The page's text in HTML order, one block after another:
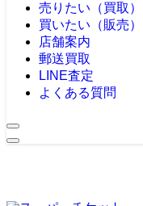
売りたい（買取）
買いたい（販売）
店舗案内
郵送買取
LINE査定
よくある質問